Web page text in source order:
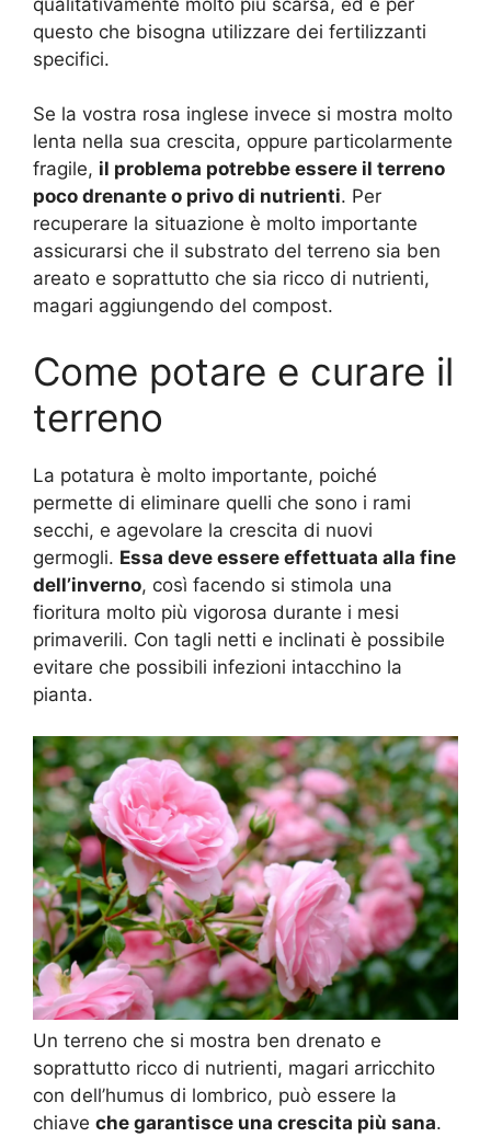
questo che bisogna utilizzare dei fertilizzanti
specifici.
Se la vostra rosa inglese invece si mostra molto
lenta nella sua crescita, oppure particolarmente
fragile, il problema potrebbe essere il terreno
poco drenante o privo di nutrienti. Per
recuperare la situazione è molto importante
assicurarsi che il substrato del terreno sia ben
areato e soprattutto che sia ricco di nutrienti,
magari aggiungendo del compost.
Come potare e curare il
terreno
La potatura è molto importante, poiché
permette di eliminare quelli che sono i rami
secchi, e agevolare la crescita di nuovi
germogli. Essa deve essere effettuata alla fine
dell’inverno, così facendo si stimola una
fioritura molto più vigorosa durante i mesi
primaverili. Con tagli netti e inclinati è possibile
evitare che possibili infezioni intacchino la
pianta.
Un terreno che si mostra ben drenato e
soprattutto ricco di nutrienti, magari arricchito
con dell’humus di lombrico, può essere la
chiave che garantisce una crescita più sana.